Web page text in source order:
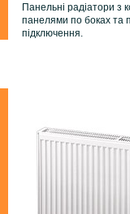
Панельні радіатори з
панелями по боках та
підключення.